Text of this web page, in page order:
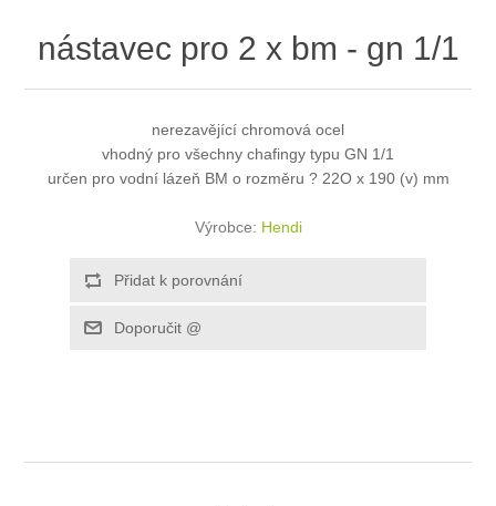
nástavec pro 2 x bm - gn 1/1
nerezavějící chromová ocel
vhodný pro všechny chafingy typu GN 1/1
určen pro vodní lázeň BM o rozměru ? 22O x 190 (v) mm
Výrobce: Hendi